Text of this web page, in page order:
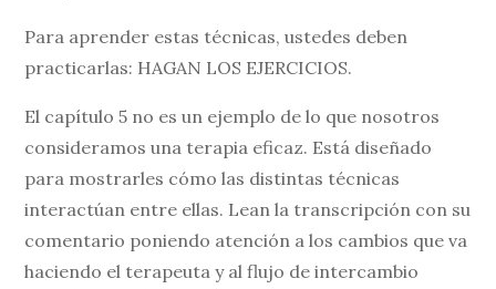
Para aprender estas técnicas, ustedes deben
practicarlas: HAGAN LOS EJERCICIOS.
El capítulo 5 no es un ejemplo de lo que nosotros
consideramos una terapia eficaz. Está diseñado
para mostrarles cómo las distintas técnicas
interactúan entre ellas. Lean la transcripción con su
comentario poniendo atención a los cambios que va
haciendo el terapeuta y al flujo de intercambio